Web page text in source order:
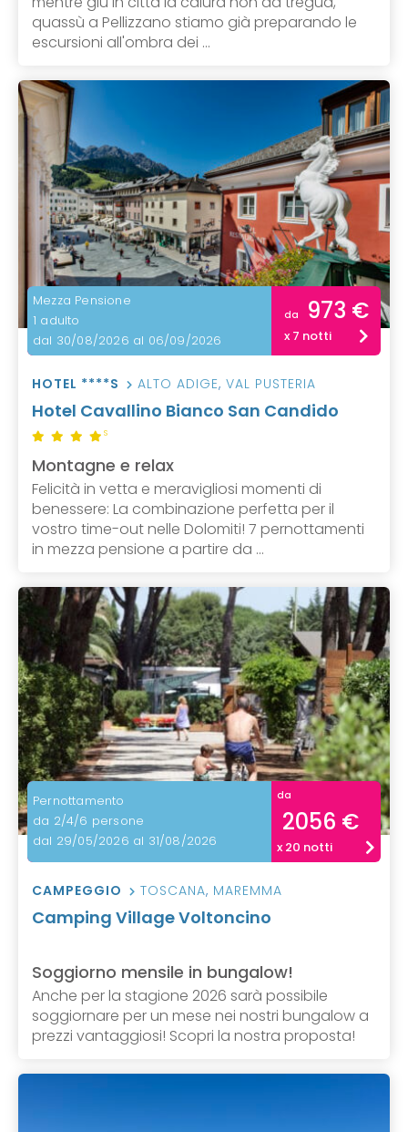
quassù a Pellizzano stiamo già preparando le
escursioni all'ombra dei ...
Mezza Pensione
1 adulto
dal 30/08/2026 al 06/09/2026
da 973 €
x 7 notti
HOTEL ****S ALTO ADIGE, VAL PUSTERIA
Hotel Cavallino Bianco San Candido
S
Montagne e relax
Felicità in vetta e meravigliosi momenti di
benessere: La combinazione perfetta per il
vostro time-out nelle Dolomiti! 7 pernottamenti
in mezza pensione a partire da ...
Pernottamento
da 2/4/6 persone
dal 29/05/2026 al 31/08/2026
da
2056 €
x 20 notti
CAMPEGGIO TOSCANA, MAREMMA
Camping Village Voltoncino
Soggiorno mensile in bungalow!
Anche per la stagione 2026 sarà possibile
soggiornare per un mese nei nostri bungalow a
prezzi vantaggiosi! Scopri la nostra proposta!